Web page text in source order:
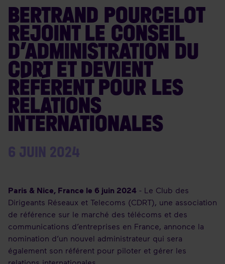
BERTRAND POURCELOT
REJOINT LE CONSEIL
D’ADMINISTRATION DU
CDRT ET DEVIENT
RÉFÉRENT POUR LES
RELATIONS
INTERNATIONALES
6 JUIN 2024
Paris & Nice, France le 6 juin 2024 - Le Club des
Dirigeants Réseaux et Telecoms (CDRT), une association
de référence sur le marché des télécoms et des
communications d’entreprises en France, annonce la
nomination d’un nouvel administrateur qui sera
également son référent pour piloter et gérer les